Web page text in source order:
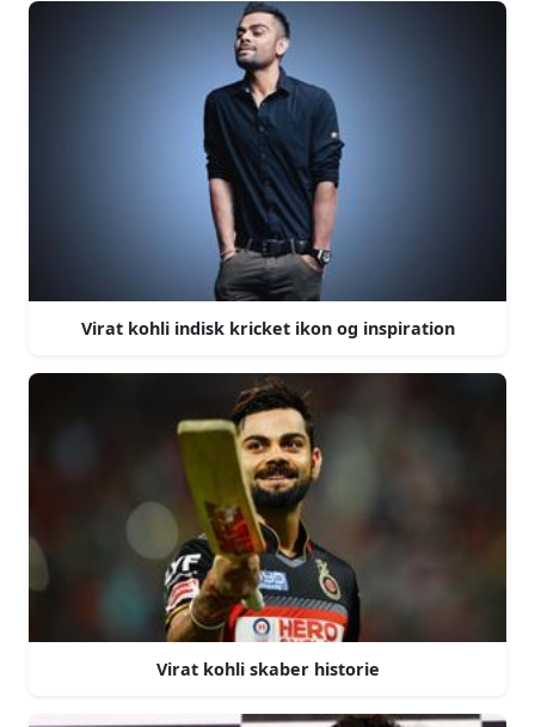
Virat kohli indisk kricket ikon og inspiration
Virat kohli skaber historie